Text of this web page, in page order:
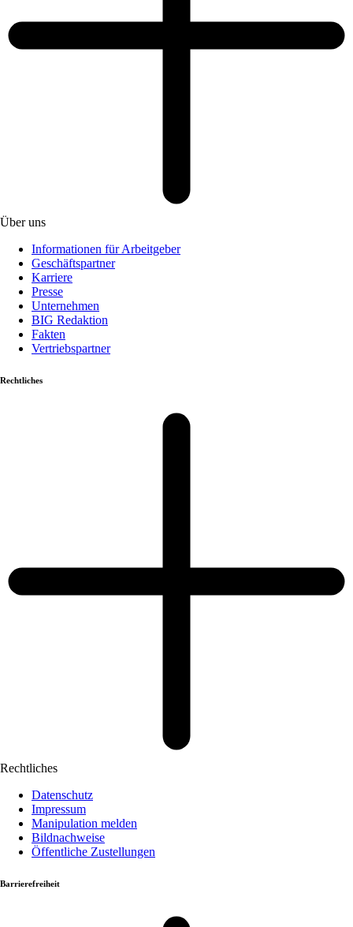
Über uns
Informationen für Arbeitgeber
Geschäftspartner
Karriere
Presse
Unternehmen
BIG Redaktion
Fakten
Vertriebspartner
Rechtliches
Rechtliches
Datenschutz
Impressum
Manipulation melden
Bildnachweise
Öffentliche Zustellungen
Barrierefreiheit